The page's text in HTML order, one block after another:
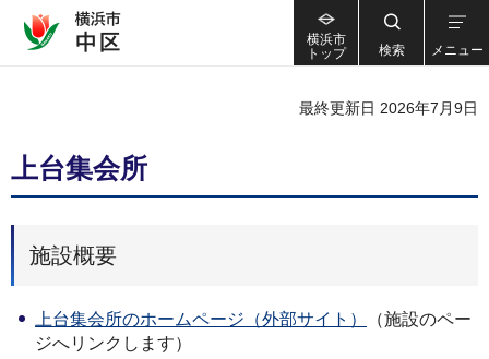
横浜市
トップ
検索 メニュー
最終更新日 2026年7月9日
上台集会所
施設概要
上台集会所のホームページ（外部サイト）
（施設のペー
ジへリンクします）